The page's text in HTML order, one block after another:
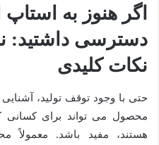
اگر هنوز به
دسترسی داشتید:
نکات کلیدی
حتی با وجود توقف تولید،
محصول می تواند برای کسانی
هستند، مفید باشد. معمولاً